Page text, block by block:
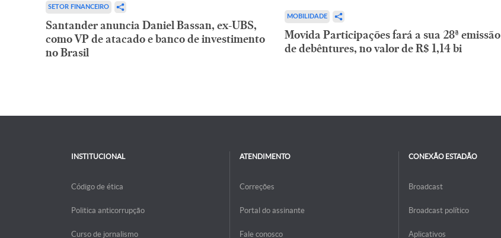
SETOR FINANCEIRO
Santander anuncia Daniel Bassan, ex-UBS,
como VP de atacado e banco de investimento
no Brasil
MOBILIDADE
Movida Participações fará a sua 28ª emissão
de debêntures, no valor de R$ 1,14 bi
INSTITUCIONAL
Código de ética
Politica anticorrupção
Curso de jornalismo
ATENDIMENTO
Correções
Portal do assinante
Fale conosco
CONEXÃO ESTADÃO
Broadcast
Broadcast político
Aplicativos